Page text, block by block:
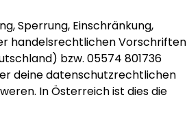
Sperrung, Einschränkung,
handelsrechtlichen Vorschriften
bzw. 05574 801736
deine datenschutzrechtlichen
In Österreich ist dies die